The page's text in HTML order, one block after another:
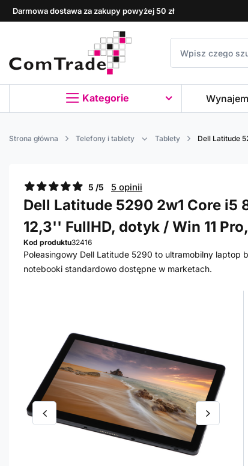
Darmowa dostawa za zakupy powyżej 50 zł
Kategorie
Strona główna Telefony i tablety Tablety Dell Latitude
5 /5 5 opinii
Dell Latitude 5290 2w1 Core i5
12,3'' FullHD, dotyk / Win 11
Kod produktu32416
Poleasingowy Dell Latitude 5290 to ultramobilny
notebooki standardowo dostępne w marketach.